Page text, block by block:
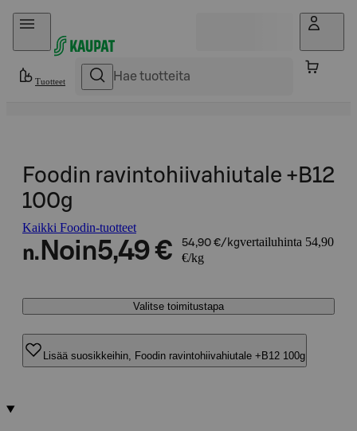
Hyppää sisältöön
Tuotteet
Foodin ravintohiivahiutale +B12
100g
Kaikki Foodin-tuotteet
n. Noin5,49 € 54,90 €/kgvertailuhinta 54,90
€/kg
Valitse toimitustapa
Lisää suosikkeihin, Foodin ravintohiivahiutale +B12 100g